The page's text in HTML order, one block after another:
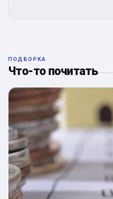
ПОДБОРКА
Что-то почитать